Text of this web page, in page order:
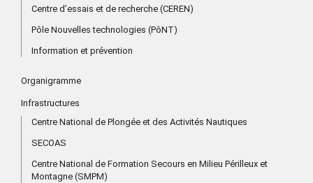
Centre d’essais et de recherche (CEREN)
Pôle Nouvelles technologies (PôNT)
Information et prévention
Organigramme
Infrastructures
Centre National de Plongée et des Activités Nautiques
SECOAS
Centre National de Formation Secours en Milieu Périlleux et
Montagne (SMPM)